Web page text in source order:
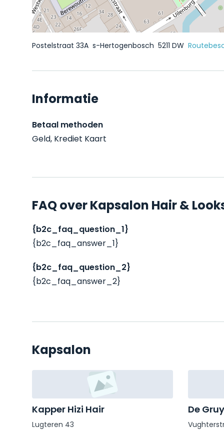
Postelstraat 33A s-Hertogenbosch 5211 DW
Informatie
Betaal methoden
Geld, Krediet Kaart
FAQ over Kapsalon Hair &
{b2c_faq_question_1}
{b2c_faq_answer_1}
{b2c_faq_question_2}
{b2c_faq_answer_2}
Kapsalon
Kapper Hizi Hair
Lugteren 43
De